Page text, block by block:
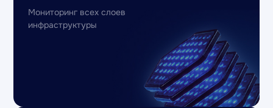
Мониторинг всех слоев
инфраструктуры